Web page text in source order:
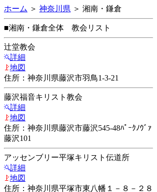
ホーム ＞ 神奈川県 ＞ 湘南・鎌倉
■湘南・鎌倉全体 教会リスト
辻堂教会
詳細
地図
住所：神奈川県藤沢市羽鳥1-3-21
藤沢福音キリスト教会
詳細
地図
住所：神奈川県藤沢市藤沢545-48ﾊﾟｰｸﾉｳﾞｧ
藤沢101
アッセンブリー平塚キリスト伝道所
詳細
地図
住所：神奈川県平塚市東八幡１－８－２８